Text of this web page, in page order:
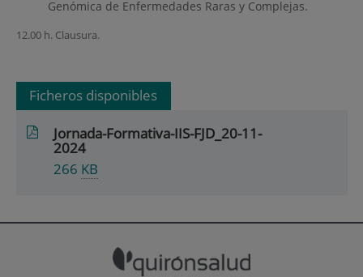
Genómica de Enfermedades Raras y Complejas.
12.00 h. Clausura.
Ficheros disponibles
Jornada-Formativa-IIS-FJD_20-11-
2024
266 KB